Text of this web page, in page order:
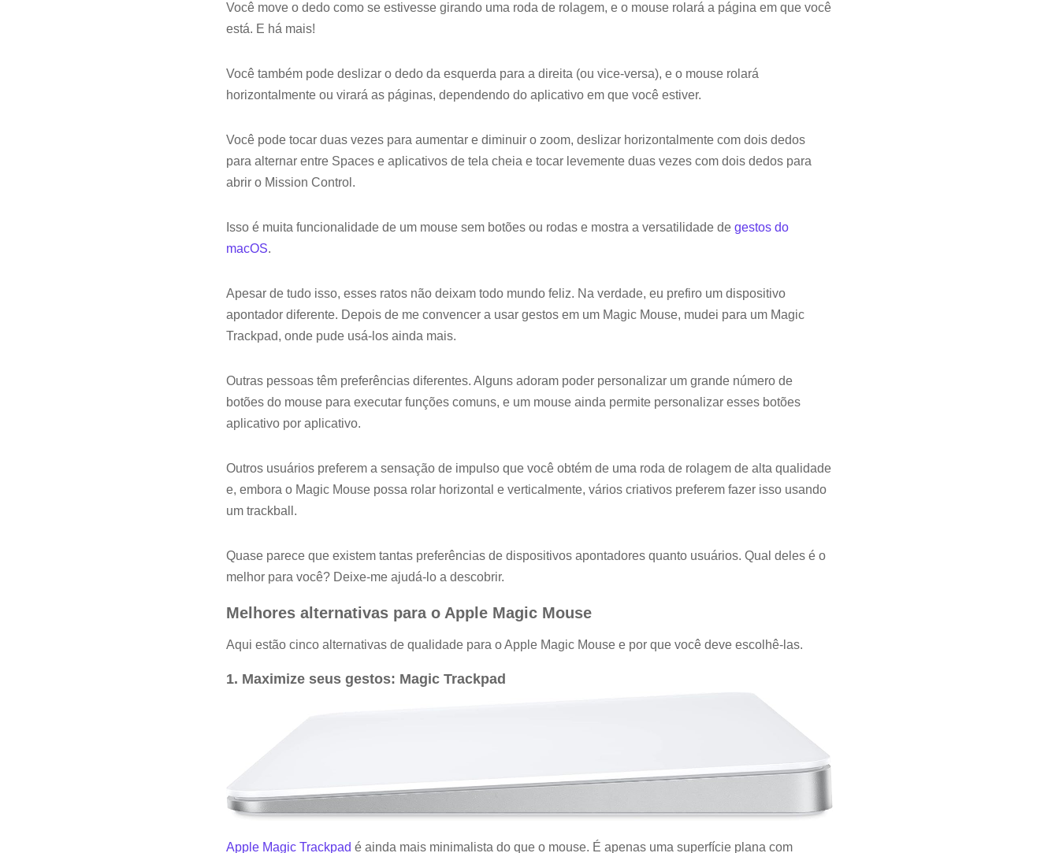
Você move o dedo como se estivesse girando uma roda de rolagem, e o mouse rolará a página em que você
está. E há mais!
Você também pode deslizar o dedo da esquerda para a direita (ou vice-versa), e o mouse rolará
horizontalmente ou virará as páginas, dependendo do aplicativo em que você estiver.
Você pode tocar duas vezes para aumentar e diminuir o zoom, deslizar horizontalmente com dois dedos
para alternar entre Spaces e aplicativos de tela cheia e tocar levemente duas vezes com dois dedos para
abrir o Mission Control.
Isso é muita funcionalidade de um mouse sem botões ou rodas e mostra a versatilidade de gestos do
macOS.
Apesar de tudo isso, esses ratos não deixam todo mundo feliz. Na verdade, eu prefiro um dispositivo
apontador diferente. Depois de me convencer a usar gestos em um Magic Mouse, mudei para um Magic
Trackpad, onde pude usá-los ainda mais.
Outras pessoas têm preferências diferentes. Alguns adoram poder personalizar um grande número de
botões do mouse para executar funções comuns, e um mouse ainda permite personalizar esses botões
aplicativo por aplicativo.
Outros usuários preferem a sensação de impulso que você obtém de uma roda de rolagem de alta qualidade
e, embora o Magic Mouse possa rolar horizontal e verticalmente, vários criativos preferem fazer isso usando
um trackball.
Quase parece que existem tantas preferências de dispositivos apontadores quanto usuários. Qual deles é o
melhor para você? Deixe-me ajudá-lo a descobrir.
Melhores alternativas para o Apple Magic Mouse
Aqui estão cinco alternativas de qualidade para o Apple Magic Mouse e por que você deve escolhê-las.
1. Maximize seus gestos: Magic Trackpad
Apple Magic Trackpad é ainda mais minimalista do que o mouse. É apenas uma superfície plana com